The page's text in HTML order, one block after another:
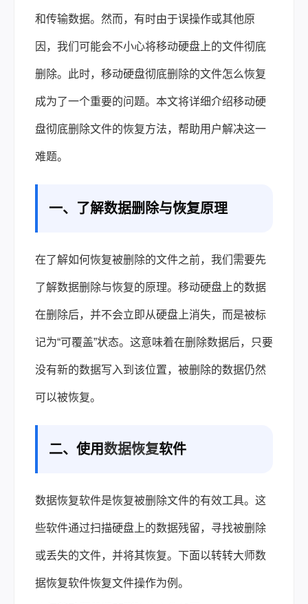
载 |
和传输数据。然而，有时由于误操作或其他原
因，我们可能会不小心将移动硬盘上的文件彻底
删除。此时， 移动硬盘彻底删除的文件怎么恢复
成为了一个重要的问题。本文将详细介绍移动硬
盘彻底删除文件的恢复方法，帮助用户解决这一
难题。
一、了解数据删除与恢复原理
在了解如何恢复被删除的文件之前，我们需要先
了解数据删除与恢复的原理。移动硬盘上的数据
在删除后，并不会立即从硬盘上消失，而是被标
记为“可覆盖”状态。这意味着在删除数据后，只要
没有新的数据写入到该位置，被删除的数据仍然
可以被恢复。
二、使用数据恢复软件
数据恢复软件是恢复被删除文件的有效工具。这
些软件通过扫描硬盘上的数据残留，寻找被删除
或丢失的文件，并将其恢复。下面以转转大师数
据恢复软件恢复文件操作为例。